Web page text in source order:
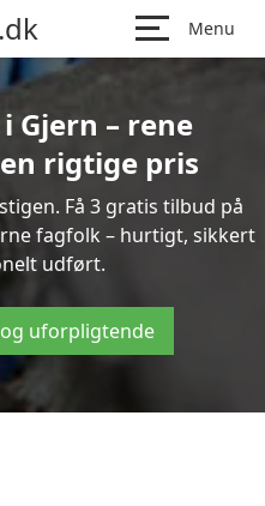
Menu
Gjern – rene
rigtige pris
Få 3 gratis tilbud på
fagfolk – hurtigt, sikkert
udført.
uforpligtende